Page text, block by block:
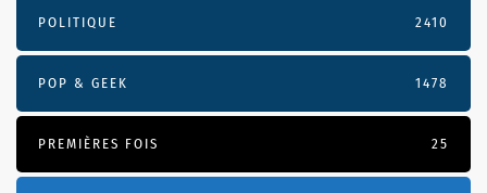
POLITIQUE 2410
POP & GEEK 1478
PREMIÈRES FOIS 25